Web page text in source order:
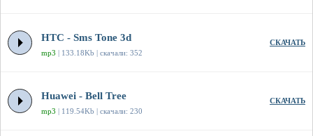
HTC - Sms Tone 3d
mp3 | 133.18Kb | скачали: 352
СКАЧАТЬ
Huawei - Bell Tree
mp3 | 119.54Kb | скачали: 230
СКАЧАТЬ